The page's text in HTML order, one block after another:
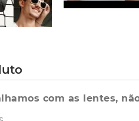
com as lentes,